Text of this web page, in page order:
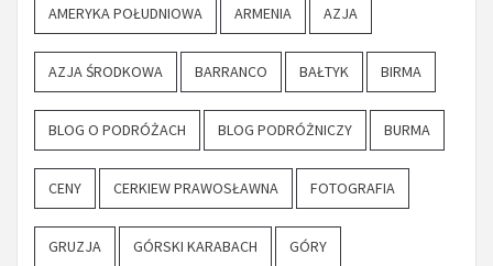
AMERYKA POŁUDNIOWA ARMENIA AZJA
AZJA ŚRODKOWA BARRANCO BAŁTYK BIRMA
BLOG O PODRÓŻACH BLOG PODRÓŻNICZY BURMA
CENY CERKIEW PRAWOSŁAWNA FOTOGRAFIA
GRUZJA GÓRSKI KARABACH GÓRY